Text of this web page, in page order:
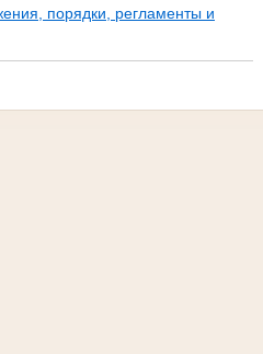
порядки, регламенты и